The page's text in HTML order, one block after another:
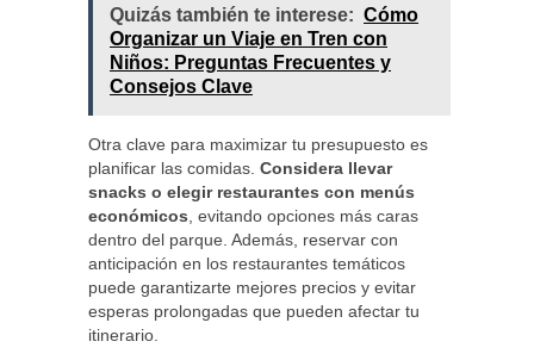
Quizás también te interese: Cómo
Organizar un Viaje en Tren con
Niños: Preguntas Frecuentes y
Consejos Clave
Otra clave para maximizar tu presupuesto es
planificar las comidas. Considera llevar
snacks o elegir restaurantes con menús
económicos , evitando opciones más caras
dentro del parque. Además, reservar con
anticipación en los restaurantes temáticos
puede garantizarte mejores precios y evitar
esperas prolongadas que pueden afectar tu
itinerario.